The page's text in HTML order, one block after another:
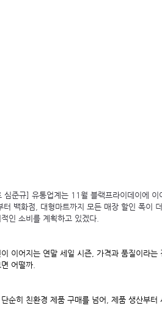
심준규] 유통업계는 11월 블랙프라이데이에
터 백화점, 대형마트까지 모든 매장 할인 폭이
인 소비를 계획하고 있겠다.
이어지는 연말 세일 시즌, 가격과 품질이라
어떨까.
순히 친환경 제품 구매를 넘어, 제품 생산부